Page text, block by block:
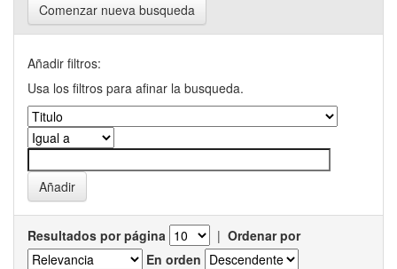
Comenzar nueva busqueda
Añadir filtros:
Usa los filtros para afinar la busqueda.
Resultados por página | Ordenar por
En orden